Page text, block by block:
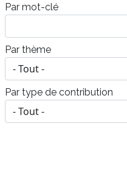
Par mot-clé
Par thème
Par type de contribution